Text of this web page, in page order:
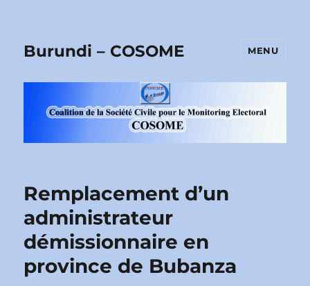
Burundi – COSOME MENU
Remplacement d’un
administrateur
démissionnaire en
province de Bubanza